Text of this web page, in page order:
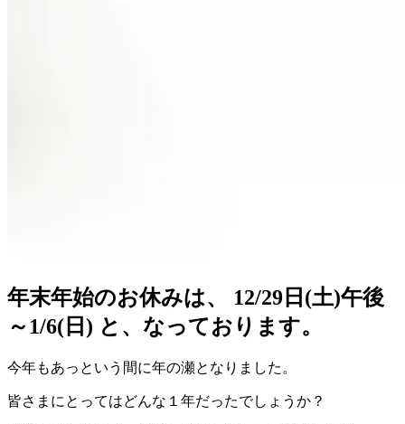
年末年始のお休みは、 12/29日(土)午後
～1/6(日) と、なっております。
今年もあっという間に年の瀬となりました。
皆さまにとってはどんな１年だったでしょうか？